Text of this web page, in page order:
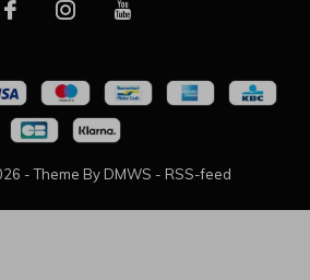
- Theme By DMWS - RSS-feed